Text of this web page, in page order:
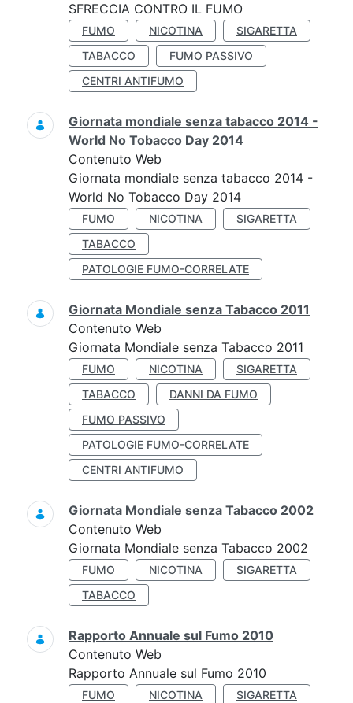
SFRECCIA CONTRO IL FUMO
FUMO NICOTINA
SIGARETTA
TABACCO
FUMO PASSIVO
CENTRI ANTIFUMO
Giornata mondiale senza tabacco 2014 -
World No Tobacco Day 2014
Contenuto Web
Giornata mondiale senza tabacco 2014 -
World No Tobacco Day 2014
FUMO NICOTINA
SIGARETTA
TABACCO
PATOLOGIE FUMO-CORRELATE
Giornata Mondiale senza Tabacco 2011
Contenuto Web
Giornata Mondiale senza Tabacco 2011
FUMO NICOTINA
SIGARETTA
TABACCO
DANNI DA FUMO
FUMO PASSIVO
PATOLOGIE FUMO-CORRELATE
CENTRI ANTIFUMO
Giornata Mondiale senza Tabacco 2002
Contenuto Web
Giornata Mondiale senza Tabacco 2002
FUMO NICOTINA
SIGARETTA
TABACCO
Rapporto Annuale sul Fumo 2010
Contenuto Web
Rapporto Annuale sul Fumo 2010
FUMO NICOTINA
SIGARETTA